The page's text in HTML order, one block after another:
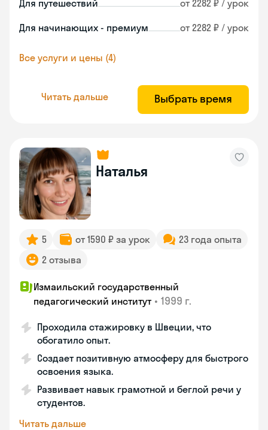
Для путешествий от 2282 ₽ / урок
Для начинающих - премиум от 2282 ₽ / урок
Все услуги и цены (4)
Читать дальше Выбрать время
Наталья
5 от 1590 ₽ за урок
23 года опыта
2 отзыва
Измаильский государственный
педагогический институт • 1999 г.
Проходила стажировку в Швеции, что
обогатило опыт.
Создает позитивную атмосферу для быстрого
освоения языка.
Развивает навык грамотной и беглой речи у
студентов.
Читать дальше